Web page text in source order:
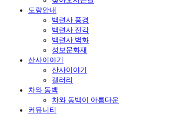
도량안내
백련사 풍경
백련사 전각
백련사 벽화
성보문화재
산사이야기
산사이야기
갤러리
차와 동백
차와 동백이 아름다운
커뮤니티